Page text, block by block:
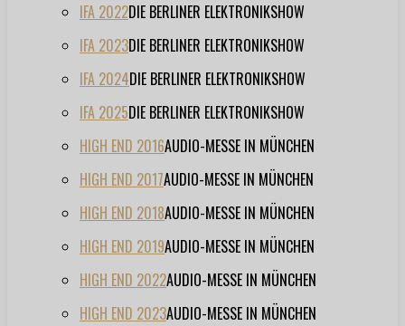
IFA 2022DIE BERLINER ELEKTRONIKSHOW
IFA 2023DIE BERLINER ELEKTRONIKSHOW
IFA 2024DIE BERLINER ELEKTRONIKSHOW
IFA 2025DIE BERLINER ELEKTRONIKSHOW
HIGH END 2016AUDIO-MESSE IN MÜNCHEN
HIGH END 2017AUDIO-MESSE IN MÜNCHEN
HIGH END 2018AUDIO-MESSE IN MÜNCHEN
HIGH END 2019AUDIO-MESSE IN MÜNCHEN
HIGH END 2022AUDIO-MESSE IN MÜNCHEN
HIGH END 2023AUDIO-MESSE IN MÜNCHEN